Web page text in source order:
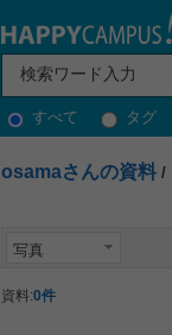
すべて タグ
osamaさんの資料 /
写真
資料:0件